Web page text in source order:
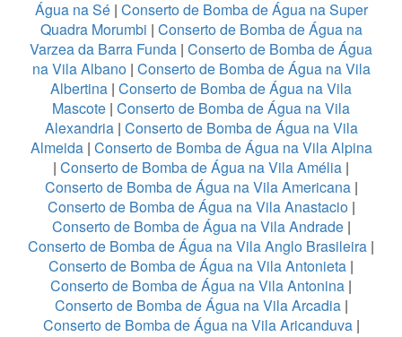
Água na Sé| Conserto de Bomba de Água na Super
Quadra Morumbi | Conserto de Bomba de Água na
Varzea da Barra Funda | Conserto de Bomba de Água
na Vila Albano| Conserto de Bomba de Água na Vila
Albertina | Conserto de Bomba de Água na Vila
Mascote | Conserto de Bomba de Água na Vila
Alexandria| Conserto de Bomba de Água na Vila
Almeida | Conserto de Bomba de Água na Vila Alpina
| Conserto de Bomba de Água na Vila Amélia |
Conserto de Bomba de Água na Vila Americana|
Conserto de Bomba de Água na Vila Anastacio|
Conserto de Bomba de Água na Vila Andrade|
Conserto de Bomba de Água na Vila Anglo Brasileira |
Conserto de Bomba de Água na Vila Antonieta |
Conserto de Bomba de Água na Vila Antonina |
Conserto de Bomba de Água na Vila Arcadia |
Conserto de Bomba de Água na Vila Aricanduva|